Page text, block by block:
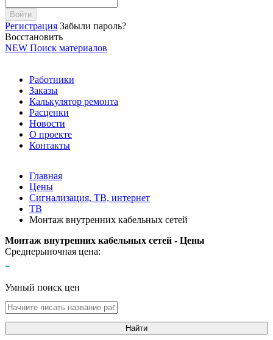
Войти
Регистрация Забыли пароль?
Восстановить
NEW Поиск материалов
Работники
Заказы
Калькулятор ремонта
Расценки
Новости
О проекте
Контакты
Главная
Цены
Сигнализация, ТВ, интернет
ТВ
Монтаж внутренних кабельных сетей
Монтаж внутренних кабельных сетей - Цены
Среднерыночная цена:
-
Умный поиск цен
Найти